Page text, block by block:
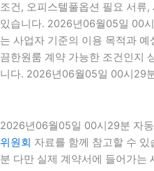
조건, 오피스텔풀옵션 필요 서류
있습니다. 2026년06월05일 00
는 사업자 기준의 이용 목적과
끔한원룸 계약 가능한 조건인지
니다. 2026년06월05일 00시29
2026년06월05일 00시29분 자
위원회 자료를 함께 참고할 수
분 다만 실제 계약서에 들어가는